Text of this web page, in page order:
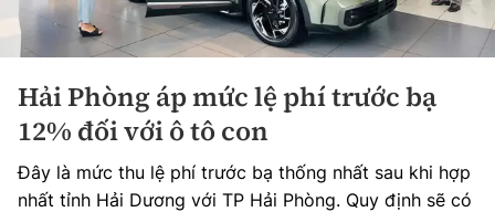
Hải Phòng áp mức lệ phí trước bạ
12% đối với ô tô con
Đây là mức thu lệ phí trước bạ thống nhất sau khi hợp
nhất tỉnh Hải Dương với TP Hải Phòng. Quy định sẽ có